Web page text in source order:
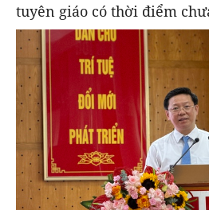
tuyên giáo có thời điểm